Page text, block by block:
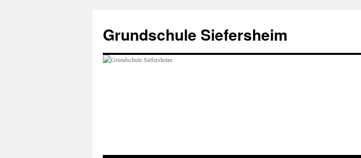
springen
Grundschule Siefersheim